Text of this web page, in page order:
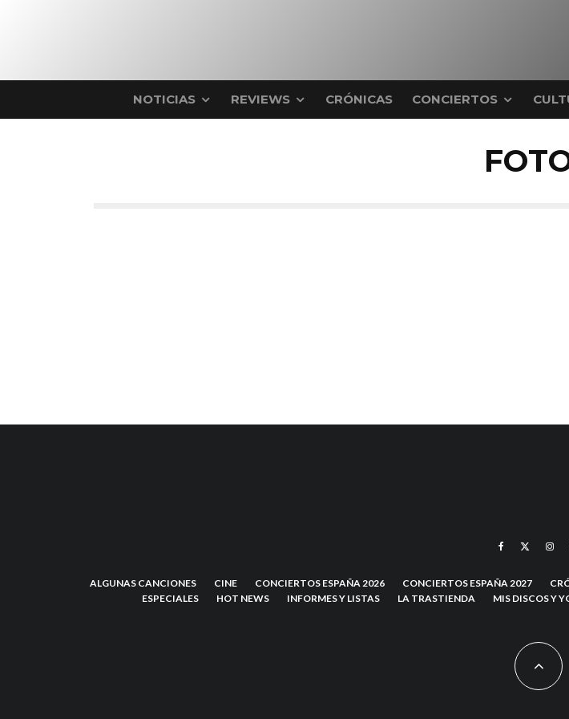
NOTICIAS REVIEWS CRÓNICAS CONCIERTOS
ALGUNAS CANCIONES CINE CONCIERTOS ESPAÑA 2026 CONCIERTOS ESPAÑA 2027
ESPECIALES
HOT NEWS INFORMES Y LISTAS LA TRASTIENDA MIS DISCOS Y